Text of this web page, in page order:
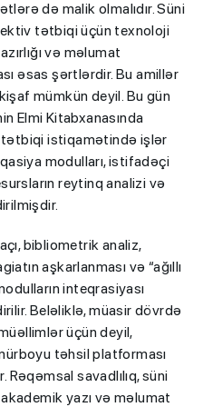
də malik olmalıdır. Süni
tətbiqi üçün texnoloji
və məlumat
əsas şərtlərdir. Bu amillər
mümkün deyil. Bu gün
Elmi Kitabxanasında
istiqamətində işlər
modulları, istifadəçi
reytinq analizi və
bibliometrik analiz,
aşkarlanması və “ağıllı
inteqrasiyası
Beləliklə, müasir dövrdə
üçün deyil,
təhsil platforması
Rəqəmsal savadlılıq, süni
yazı və məlumat